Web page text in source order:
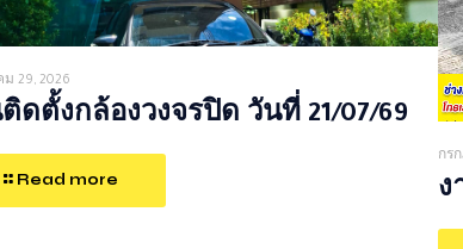
29, 2026
ดตั้งกล้องวงจรปิด วันที่ 21/07/69
Read more
กร
ง